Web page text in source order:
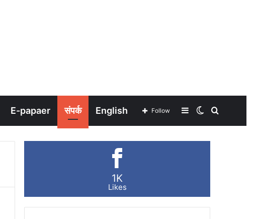
E-papaer संपर्क English Switch
skin
Sidebar
Follow
1K
Likes